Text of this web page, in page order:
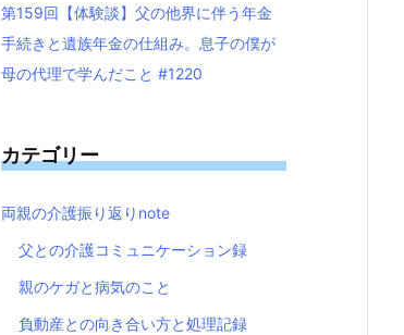
第159回【体験談】父の他界に伴う年金
手続きと遺族年金の仕組み。息子の僕が
母の代理で学んだこと #1220
カテゴリー
両親の介護振り返りnote
父との介護コミュニケーション録
親のケガと病気のこと
負動産との向き合い方と処理記録